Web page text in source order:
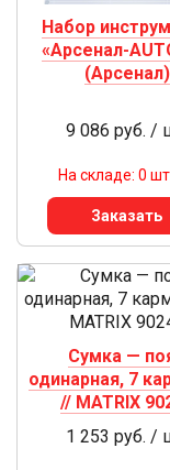
Набор
«Арсенал-
(Арсенал)
9 086 руб. /
На складе: 0 шт.
Заказать
Сумка —
одинарная, 7
// MATRIX
1 253 руб. /